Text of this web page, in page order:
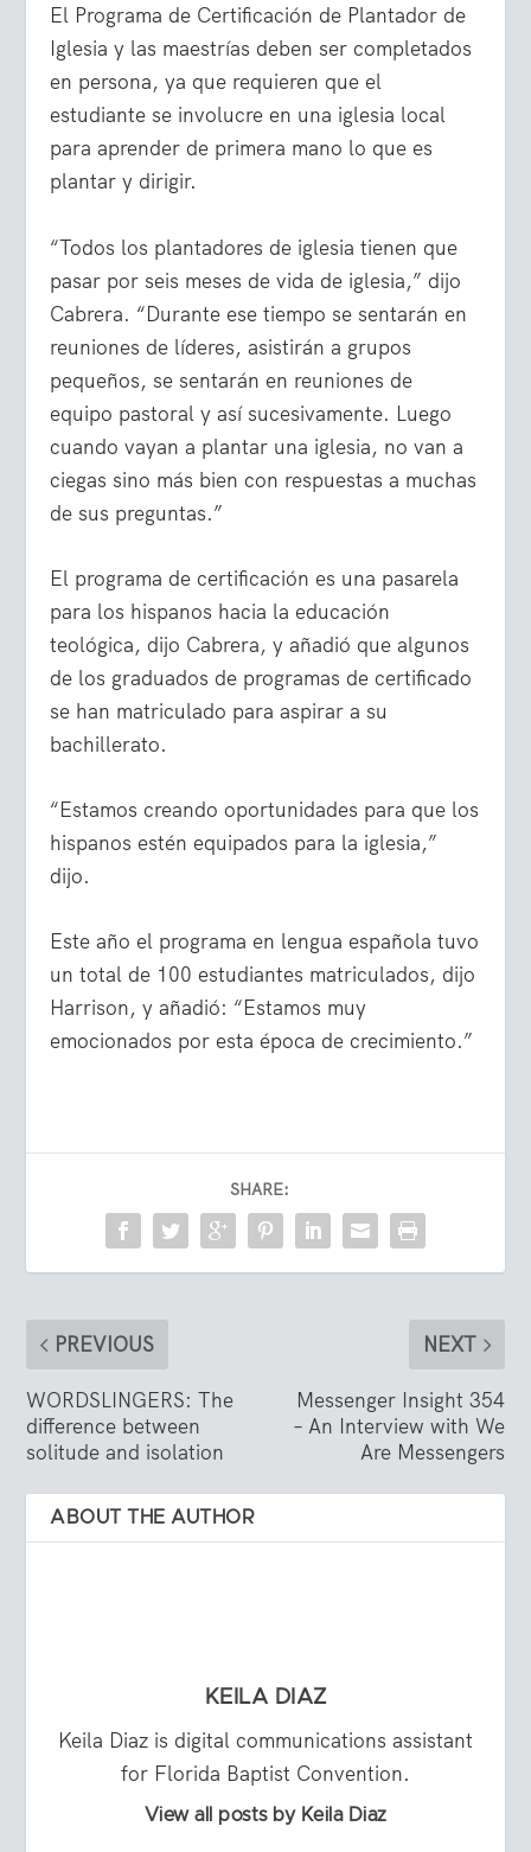
El Programa de Certificación de Plantador de
Iglesia y las maestrías deben ser completados
en persona, ya que requieren que el
estudiante se involucre en una iglesia local
para aprender de primera mano lo que es
plantar y dirigir.
“Todos los plantadores de iglesia tienen que
pasar por seis meses de vida de iglesia,” dijo
Cabrera. “Durante ese tiempo se sentarán en
reuniones de líderes, asistirán a grupos
pequeños, se sentarán en reuniones de
equipo pastoral y así sucesivamente. Luego
cuando vayan a plantar una iglesia, no van a
ciegas sino más bien con respuestas a muchas
de sus preguntas.”
El programa de certificación es una pasarela
para los hispanos hacia la educación
teológica, dijo Cabrera, y añadió que algunos
de los graduados de programas de certificado
se han matriculado para aspirar a su
bachillerato.
“Estamos creando oportunidades para que los
hispanos estén equipados para la iglesia,”
dijo.
Este año el programa en lengua española tuvo
un total de 100 estudiantes matriculados, dijo
Harrison, y añadió: “Estamos muy
emocionados por esta época de crecimiento.”
SHARE:
PREVIOUS
WORDSLINGERS: The
difference between
solitude and isolation
NEXT
Messenger Insight 354
– An Interview with We
Are Messengers
ABOUT THE AUTHOR
KEILA DIAZ
Keila Diaz is digital communications assistant
for Florida Baptist Convention.
View all posts by Keila Diaz